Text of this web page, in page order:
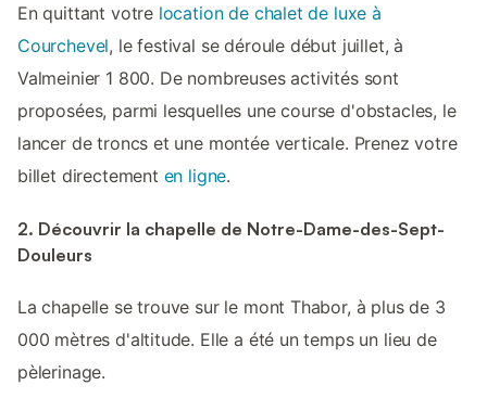
En quittant votre location de chalet de luxe à
Courchevel, le festival se déroule début juillet, à
Valmeinier 1 800. De nombreuses activités sont
proposées, parmi lesquelles une course d'obstacles, le
lancer de troncs et une montée verticale. Prenez votre
billet directement en ligne.
2. Découvrir la chapelle de Notre-Dame-des-Sept-
Douleurs
La chapelle se trouve sur le mont Thabor, à plus de 3
000 mètres d'altitude. Elle a été un temps un lieu de
pèlerinage.